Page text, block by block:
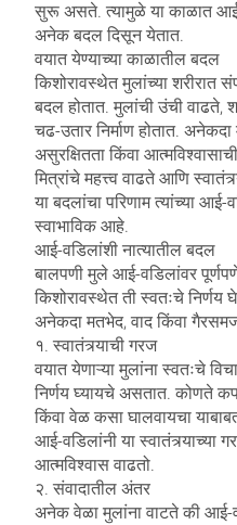
सुरू असते. त्यामुळे या काळात
अनेक बदल दिसून येतात.
वयात येण्याच्या काळातील बदल
किशोरावस्थेत मुलांच्या शरीरात
बदल होतात. मुलांची उंची वाढते,
चढ-उतार निर्माण होतात.
असुरक्षितता किंवा
मित्रांचे महत्त्व वाढते आणि
या बदलांचा परिणाम त्यांच्या
स्वाभाविक आहे.
आई-वडिलांशी नात्यातील बदल
बालपणी मुले आई-वडिलांवर
किशोरावस्थेत ती स्वतःचे निर्णय
अनेकदा मतभेद, वाद किंवा गैरसमज
१. स्वातंत्र्याची गरज
वयात येणाऱ्या मुलांना स्वतःचे
निर्णय घ्यायचे असतात. कोणते
किंवा वेळ कसा घालवायचा
आई-वडिलांनी या
आत्मविश्वास वाढतो.
२. संवादातील अंतर
अनेक वेळा मुलांना वाटते की आई-